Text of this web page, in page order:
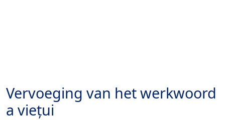
Vervoeging van het werkwoord
a viețui